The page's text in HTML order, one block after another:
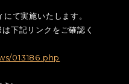
て実施いたします。
下記リンクをご確認く
013186.php